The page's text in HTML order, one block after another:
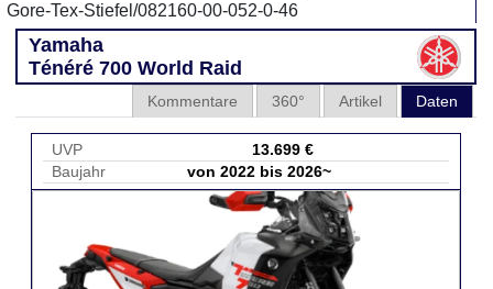
Gore-Tex-Stiefel/082160-00-052-0-46
Yamaha
Ténéré 700 World Raid
Daten
Artikel
360°
Kommentare
UVP
13.699 €
Baujahr
von 2022 bis 2026~